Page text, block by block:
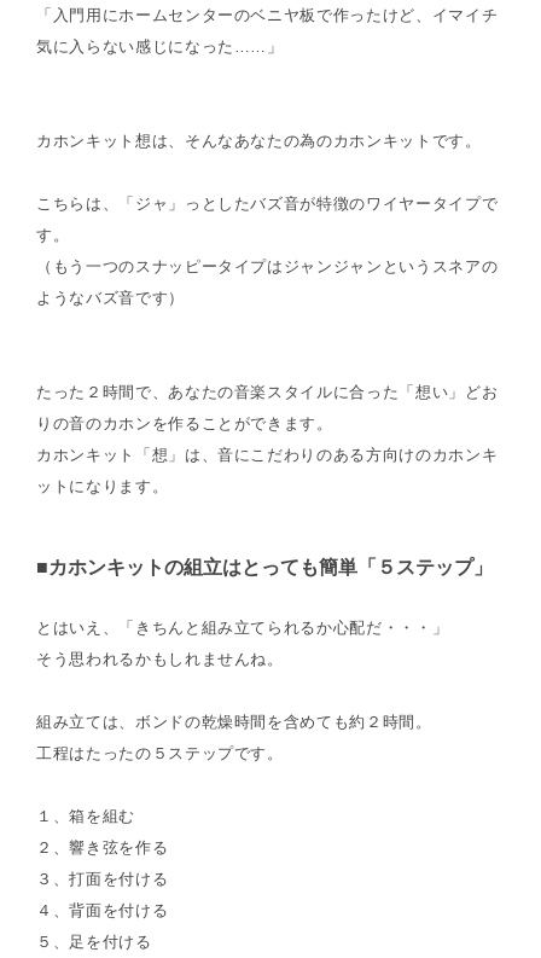
「入門用にホームセンターのベニヤ板で作ったけど、イマイチ
気に入らない感じになった……」
カホンキット想は、そんなあなたの為のカホンキットです。
こちらは、「ジャ」っとしたバズ音が特徴のワイヤータイプで
す。
（もう一つのスナッピータイプはジャンジャンというスネアの
ようなバズ音です）
たった２時間で、あなたの音楽スタイルに合った「想い」どお
りの音のカホンを作ることができます。
カホンキット「想」は、音にこだわりのある方向けのカホンキ
ットになります。
■カホンキットの組立はとっても簡単「５ステップ」
とはいえ、「きちんと組み立てられるか心配だ・・・」
そう思われるかもしれませんね。
組み立ては、ボンドの乾燥時間を含めても約２時間。
工程はたったの５ステップです。
１、箱を組む
２、響き弦を作る
３、打面を付ける
４、背面を付ける
５、足を付ける